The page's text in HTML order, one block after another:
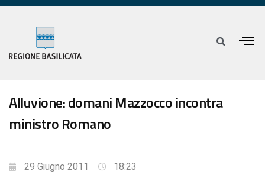
Alluvione: domani Mazzocco incontra
ministro Romano
29 Giugno 2011 18:23